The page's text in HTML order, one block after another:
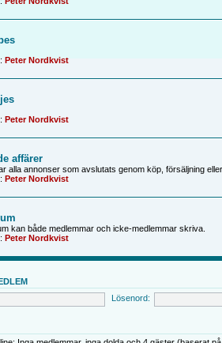
Peter Nordkvist
Peter Nordkvist
affärer
alla annonser som avslutats genom köp, försäljning
Peter Nordkvist
kan både medlemmar och icke-medlemmar skriva.
Peter Nordkvist
Lösenord: